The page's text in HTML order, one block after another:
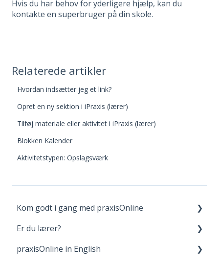
Hvis du har behov for yderligere hjælp, kan du
kontakte en superbruger på din skole.
Kom godt i gang med praxisOnline
Opret bruger og login
Dine materialer på praxisOnline
Er du lærer?
Fagpakker
praxisOnline in English
Relaterede artikler
Hvordan indsætter jeg et link?
Opret en ny sektion i iPraxis (lærer)
Tilføj materiale eller aktivitet i iPraxis (lærer)
Blokken Kalender
Aktivitetstypen: Opslagsværk